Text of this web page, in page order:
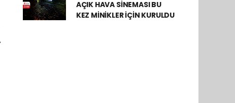
AÇIK HAVA SİNEMASI BU
KEZ MİNİKLER İÇİN KURULDU